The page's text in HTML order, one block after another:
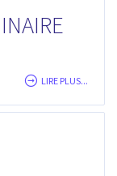
LIRE PLUS...